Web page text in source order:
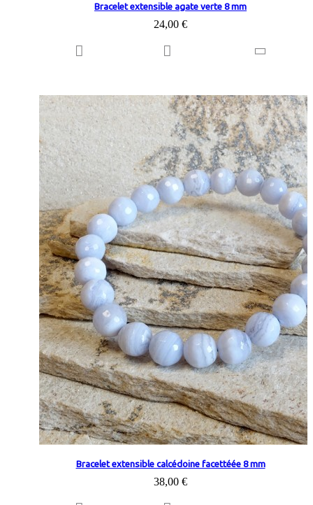
Bracelet extensible agate verte 8 mm
24,00 €
Bracelet extensible calcédoine facettéée 8 mm
38,00 €